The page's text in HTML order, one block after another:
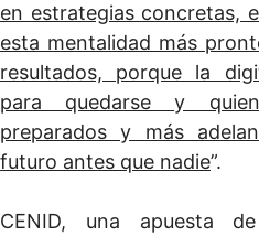
en estrategias concretas,
esta mentalidad más
resultados, porque la
para quedarse y
preparados y más
futuro antes que nadie”.
CENID, una apuesta